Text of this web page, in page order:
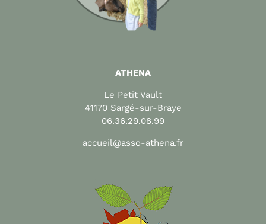
ATHENA
Le Petit Vault
41170 Sargé-sur-Braye
06.36.29.08.99
accueil@asso-athena.fr